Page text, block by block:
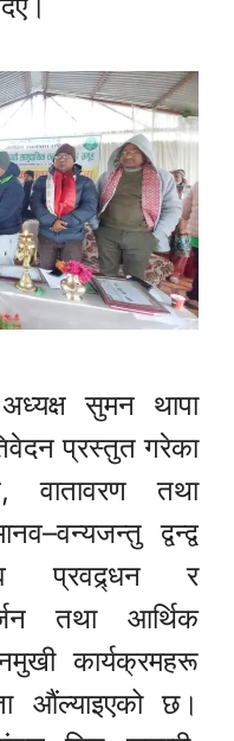
सुमन थापा
प्रस्तुत गरेका
वातावरण तथा
द्वन्द्व
प्रवद्र्धन र
तथा आर्थिक
कार्यक्रमहरू
औंल्याइएको छ।